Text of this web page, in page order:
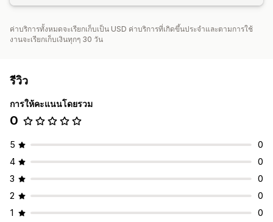
ค่าบริการทั้งหมดจะเรียกเก็บเป็น USD ค่าบริการที่เกิดขึ้นประจำและตามการใช้
งานจะเรียกเก็บเงินทุกๆ 30 วัน
รีวิว
การให้คะแนนโดยรวม
0
5
0
4
0
3
0
2
0
1
0